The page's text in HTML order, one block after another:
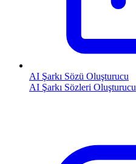
AI Şarkı Sözü Oluşturucu
AI Şarkı Sözleri Oluşturucu